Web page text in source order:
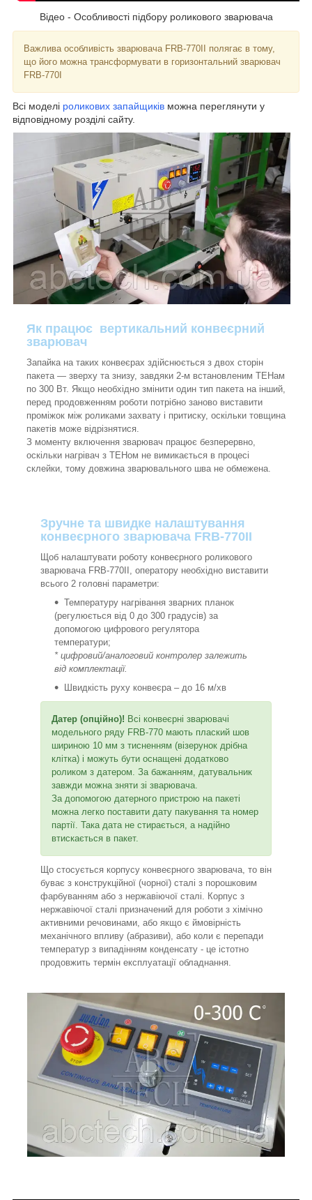
Відео - Особливості підбору роликового зварювача
Важлива особливість зварювача FRB-770II полягає в тому,
що його можна трансформувати в горизонтальний зварювач
FRB-770I
Всі моделі роликових запайщиків можна переглянути у
відповідному розділі сайту.
Як працює вертикальний конвеєрний
зварювач
Запайка на таких конвеєрах здійснюється з двох сторін
пакета — зверху та знизу, завдяки 2-м встановленим ТЕНам
по 300 Вт. Якщо необхідно змінити один тип пакета на інший,
перед продовженням роботи потрібно заново виставити
проміжок між роликами захвату і притиску, оскільки товщина
пакетів може відрізнятися.
З моменту включення зварювач працює безперервно,
оскільки нагрівач з ТЕНом не вимикається в процесі
склейки, тому довжина зварювального шва не обмежена.
Зручне та швидке налаштування
конвеєрного зварювача FRB-770II
Щоб налаштувати роботу конвеєрного роликового
зварювача FRB-770II, оператору необхідно виставити
всього 2 головні параметри:
Температуру нагрівання зварних планок
(регулюється від 0 до 300 градусів) за
допомогою цифрового регулятора
температури;
* цифровий/аналоговий контролер залежить
від комплектації.
Швидкість руху конвеєра – до 16 м/хв
Датер (опційно)! Всі конвеєрні зварювачі
модельного ряду FRB-770 мають плаский шов
шириною 10 мм з тисненням (візерунок дрібна
клітка) і можуть бути оснащені додатково
роликом з датером. За бажанням, датувальник
завжди можна зняти зі зварювача.
За допомогою датерного пристрою на пакеті
можна легко поставити дату пакування та номер
партії. Така дата не стирається, а надійно
втискається в пакет.
Що стосується корпусу конвеєрного зварювача, то він
буває з конструкційної (чорної) сталі з порошковим
фарбуванням або з нержавіючої сталі. Корпус з
нержавіючої сталі призначений для роботи з хімічно
активними речовинами, або якщо є ймовірність
механічного впливу (абразиви), або коли є перепади
температур з випадінням конденсату - це істотно
продовжить термін експлуатації обладнання.